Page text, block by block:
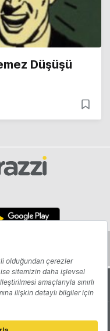
Düşüşü
Yazarlar
Reklam